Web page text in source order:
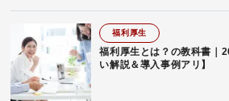
福利厚生
福利厚生とは？の教科書｜
い解説＆導入事例アリ】